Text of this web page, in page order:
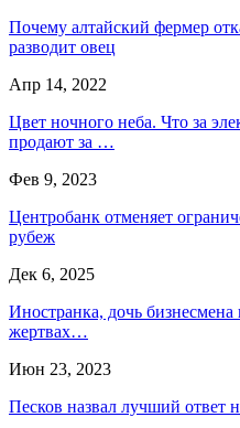
Почему алтайский фермер
разводит овец
Апр 14, 2022
Цвет ночного неба. Что за
продают за …
Фев 9, 2023
Центробанк отменяет
рубеж
Дек 6, 2025
Иностранка, дочь
жертвах…
Июн 23, 2023
Песков назвал лучший ответ